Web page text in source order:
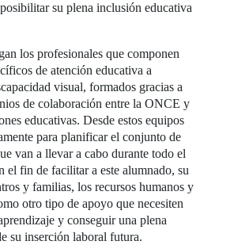
su plena inclusión educativa
los profesionales que componen
de atención educativa a
visual, formados gracias a
de colaboración entre la ONCE y
educativas. Desde estos equipos
para planificar el conjunto de
van a llevar a cabo durante todo el
el fin de facilitar a este alumnado, su
y familias, los recursos humanos y
otro tipo de apoyo que necesiten
y conseguir una plena
su inserción laboral futura.